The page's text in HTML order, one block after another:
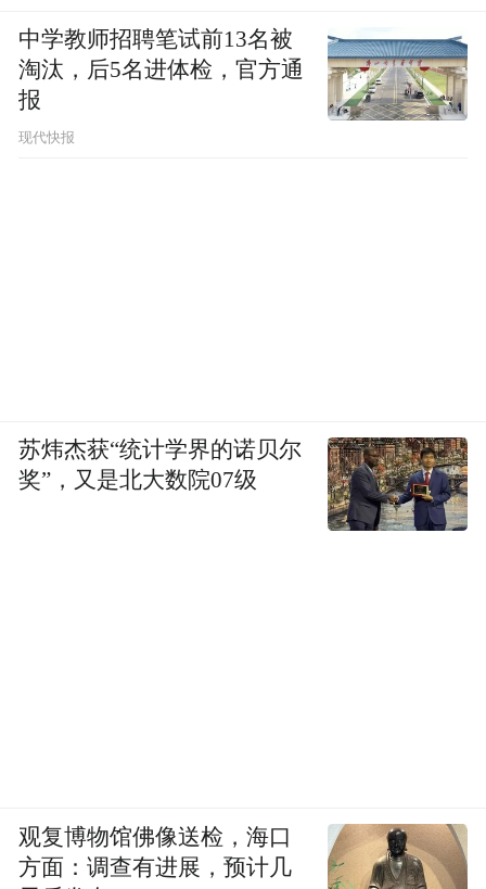
中学教师招聘笔试前13名被
淘汰，后5名进体检，官方通
报
现代快报
苏炜杰获“统计学界的诺贝尔
奖”，又是北大数院07级
观复博物馆佛像送检，海口
方面：调查有进展，预计几